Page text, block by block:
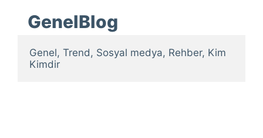
GenelBlog
Genel, Trend, Sosyal medya, Rehber, Kim
Kimdir